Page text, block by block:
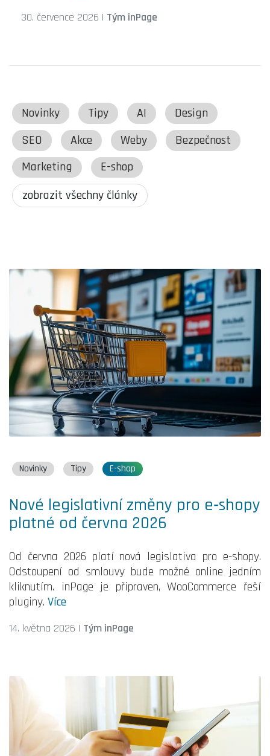
30. července 2026 | Tým inPage
Novinky Tipy AI
Design
SEO
Akce Weby
Bezpečnost
Marketing
E-shop
zobrazit všechny články
Novinky Tipy E-shop
Nové legislativní změny pro e‑shopy
platné od června 2026
Od června 2026 platí nová legislativa pro e-shopy.
Odstoupení od smlouvy bude možné online jedním
kliknutím. inPage je připraven, WooCommerce řeší
pluginy. Více
14. května 2026 | Tým inPage